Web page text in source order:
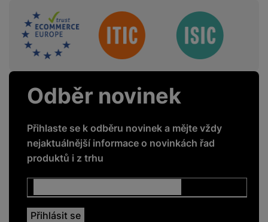
Sdružení
Odběr novinek
Přihlaste se k odběru novinek a mějte vždy
nejaktuálnější informace o novinkách řad
produktů i z trhu